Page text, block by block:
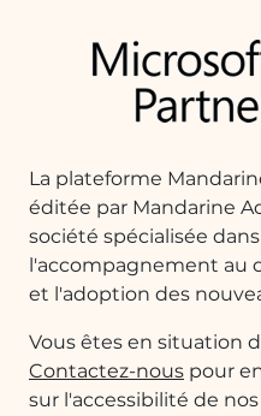
La plateforme
éditée par Mandarine
société spécialisée dans
l'accompagnement au
et l'adoption des
Vous êtes en situation
Contactez-nous pour
sur l'accessibilité de